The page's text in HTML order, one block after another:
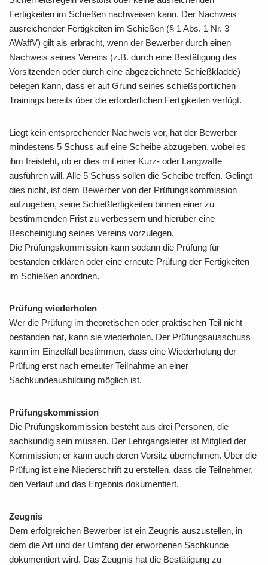
Fertigkeiten im Schießen nachweisen kann. Der Nachweis
ausreichender Fertigkeiten im Schießen (§ 1 Abs. 1 Nr. 3
AWaffV) gilt als erbracht, wenn der Bewerber durch einen
Nachweis seines Vereins (z.B. durch eine Bestätigung des
Vorsitzenden oder durch eine abgezeichnete Schießkladde)
belegen kann, dass er auf Grund seines schießsportlichen
Trainings bereits über die erforderlichen Fertigkeiten verfügt.
Liegt kein entsprechender Nachweis vor, hat der Bewerber
mindestens 5 Schuss auf eine Scheibe abzugeben, wobei es
ihm freisteht, ob er dies mit einer Kurz- oder Langwaffe
ausführen will. Alle 5 Schuss sollen die Scheibe treffen. Gelingt
dies nicht, ist dem Bewerber von der Prüfungskommission
aufzugeben, seine Schießfertigkeiten binnen einer zu
bestimmenden Frist zu verbessern und hierüber eine
Bescheinigung seines Vereins vorzulegen.
Die Prüfungskommission kann sodann die Prüfung für
bestanden erklären oder eine erneute Prüfung der Fertigkeiten
im Schießen anordnen.
Prüfung wiederholen
Wer die Prüfung im theoretischen oder praktischen Teil nicht
bestanden hat, kann sie wiederholen. Der Prüfungsausschuss
kann im Einzelfall bestimmen, dass eine Wiederholung der
Prüfung erst nach erneuter Teilnahme an einer
Sachkundeausbildung möglich ist.
Prüfungskommission
Die Prüfungskommission besteht aus drei Personen, die
sachkundig sein müssen. Der Lehrgangsleiter ist Mitglied der
Kommission; er kann auch deren Vorsitz übernehmen. Über die
Prüfung ist eine Niederschrift zu erstellen, dass die Teilnehmer,
den Verlauf und das Ergebnis dokumentiert.
Zeugnis
Dem erfolgreichen Bewerber ist ein Zeugnis auszustellen, in
dem die Art und der Umfang der erworbenen Sachkunde
dokumentiert wird. Das Zeugnis hat die Bestätigung zu